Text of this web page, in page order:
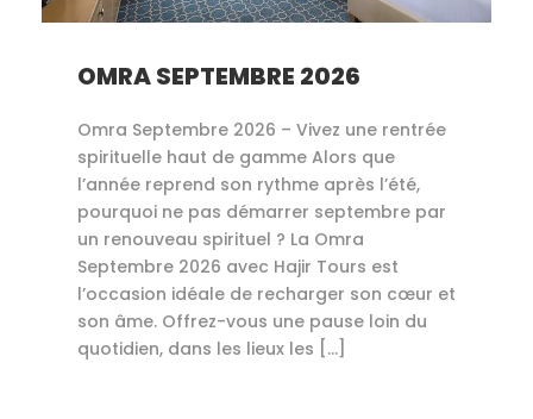
OMRA SEPTEMBRE 2026
Omra Septembre 2026 – Vivez une rentrée
spirituelle haut de gamme Alors que
l’année reprend son rythme après l’été,
pourquoi ne pas démarrer septembre par
un renouveau spirituel ? La Omra
Septembre 2026 avec Hajir Tours est
l’occasion idéale de recharger son cœur et
son âme. Offrez-vous une pause loin du
quotidien, dans les lieux les […]